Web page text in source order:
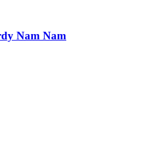
Nam Nam